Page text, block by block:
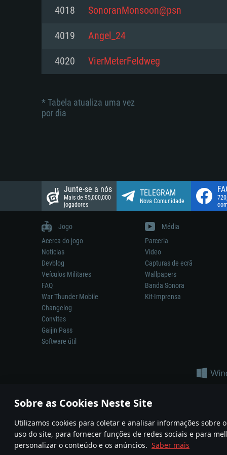
Sobre as Cookies Neste Site
Utilizamos cookies para coletar e analisar informações sobre
uso do site, para fornecer funções de redes sociais e para
personalizar o conteúdo e os anúncios. Saber mais
Disco: 23,1 GB
Network: Internet de banda larga.
Disco: 21,5 GB
Network: Internet de banda larga.
Disco: 21,5 GB
4018 SonoranMonsoon@psn
4019 Angel_24
4020 VierMeterFeldweg
* Tabela atualiza uma vez
por dia
Junte-se a nós
Mais de 95,000,000
jogadores
TELEGRAM
Nova Comunidade
Jogo
Acerca do jogo
Notícias
Devblog
Veículos Militares
FAQ
War Thunder Mobile
Changelog
Convites
Gaijin Pass
Software útil
Média
Parceria
Video
Capturas de ecrã
Wallpapers
Banda Sonora
Kit-Imprensa
A reprodução de qualquer sistema de armas ou veículo neste
© 2011—2026 Gaijin Games Kft. All trademarks, logos and brand
Termos e condições Termos de Serviço